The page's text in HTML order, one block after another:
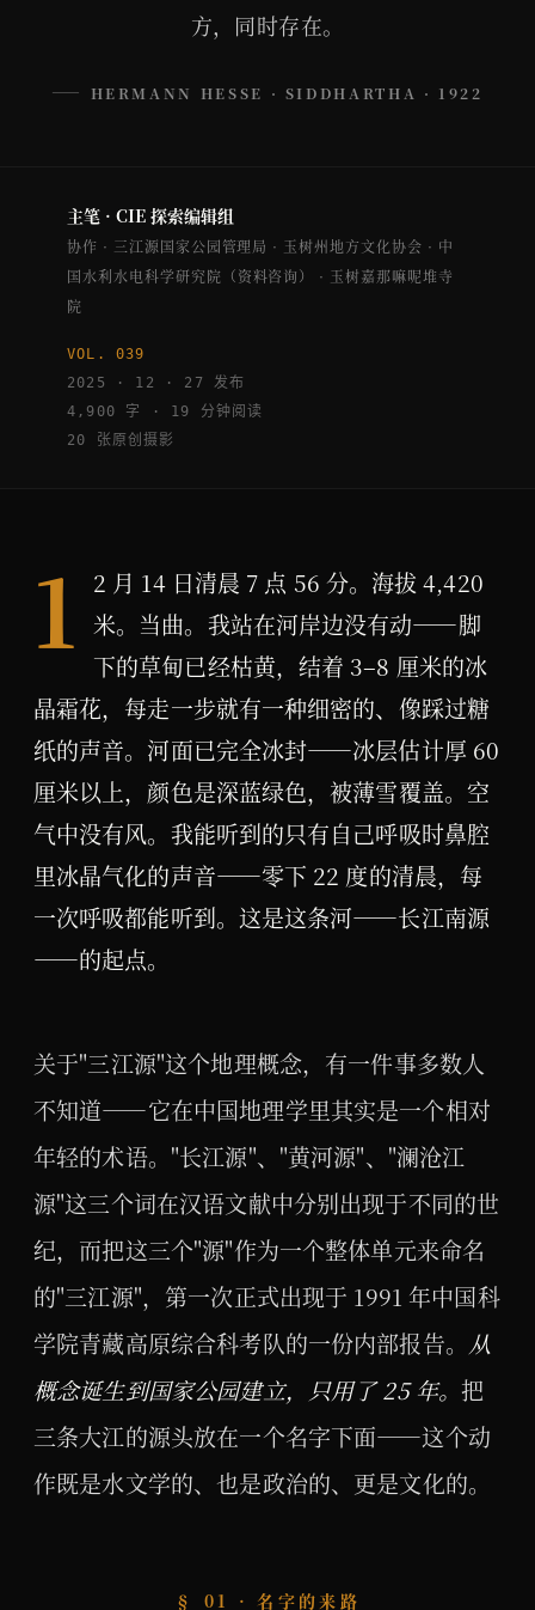
方，同时存在。
—— HERMANN HESSE · SIDDHARTHA · 1922
主笔 · CIE 探索编辑组
协作 · 三江源国家公园管理局 · 玉树州地方文化协会 · 中
国水利水电科学研究院（资料咨询） · 玉树嘉那嘛呢堆寺
院
VOL. 039
2025 · 12 · 27 发布
4,900 字 · 19 分钟阅读
20 张原创摄影
1
2 月 14 日清晨 7 点 56 分。海拔 4,420
米。当曲。我站在河岸边没有动——脚
下的草甸已经枯黄，结着 3–8 厘米的冰
晶霜花，每走一步就有一种细密的、像踩过糖
纸的声音。河面已完全冰封——冰层估计厚 60
厘米以上，颜色是深蓝绿色，被薄雪覆盖。空
气中没有风。我能听到的只有自己呼吸时鼻腔
里冰晶气化的声音——零下 22 度的清晨，每
一次呼吸都能听到。这是这条河——长江南源
——的起点。
关于"三江源"这个地理概念，有一件事多数人
不知道——它在中国地理学里其实是一个相对
年轻的术语。"长江源"、"黄河源"、"澜沧江
源"这三个词在汉语文献中分别出现于不同的世
纪，而把这三个"源"作为一个整体单元来命名
的"三江源"，第一次正式出现于 1991 年中国科
学院青藏高原综合科考队的一份内部报告。 从
概念诞生到国家公园建立，只用了 25 年。 把
三条大江的源头放在一个名字下面——这个动
作既是水文学的、也是政治的、更是文化的。
§ 01 · 名字的来路